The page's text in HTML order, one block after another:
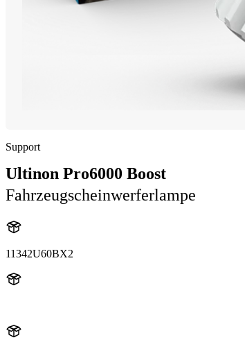
Support
Ultinon Pro6000 Boost
Fahrzeugscheinwerferlampe
11342U60BX2